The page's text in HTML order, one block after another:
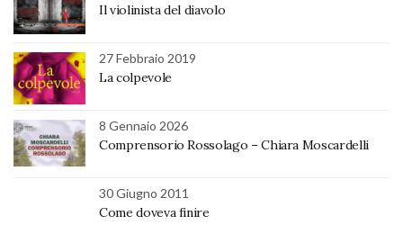
Il violinista del diavolo
27 Febbraio 2019
La colpevole
8 Gennaio 2026
Comprensorio Rossolago – Chiara Moscardelli
30 Giugno 2011
Come doveva finire